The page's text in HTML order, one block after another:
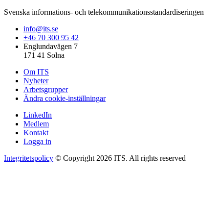
Svenska informations- och telekommunikationsstandardiseringen
info@its.se
+46 70 300 95 42
Englundavägen 7
171 41 Solna
Om ITS
Nyheter
Arbetsgrupper
Ändra cookie-inställningar
LinkedIn
Medlem
Kontakt
Logga in
Integritetspolicy © Copyright 2026 ITS. All rights reserved